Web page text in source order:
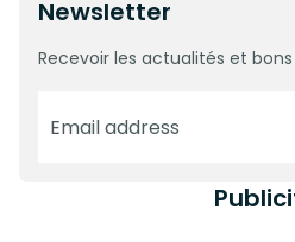
Newsletter
Recevoir les actualités et